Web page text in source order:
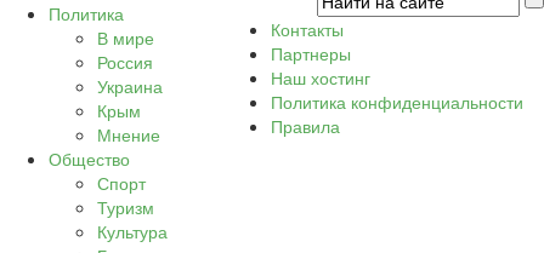
Политика
В мире
Россия
Украина
Крым
Мнение
Общество
Спорт
Туризм
Культура
Контакты
Партнеры
Наш хостинг
Политика конфиденциальности
Правила